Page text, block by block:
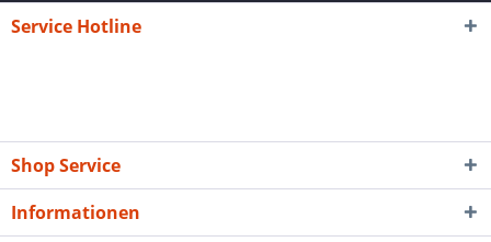
Service Hotline
Shop Service
Informationen